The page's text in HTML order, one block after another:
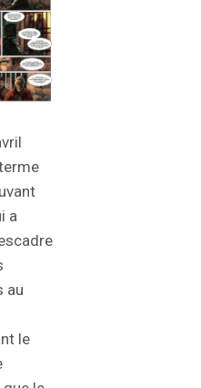
a
au
le